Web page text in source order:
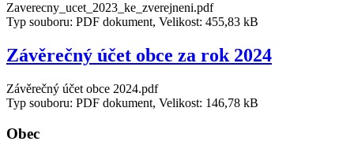
Zaverecny_ucet_2023_ke_zverejneni.pdf
Typ souboru: PDF dokument, Velikost: 455,83 kB
Závěrečný účet obce za rok 2024
Závěrečný účet obce 2024.pdf
Typ souboru: PDF dokument, Velikost: 146,78 kB
Obec